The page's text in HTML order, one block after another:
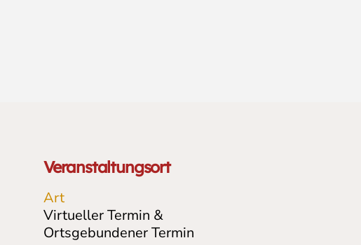
Veranstaltungsort
Art
Virtueller Termin &
Ortsgebundener Termin